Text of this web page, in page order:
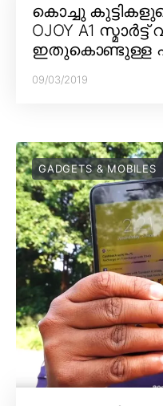
കൊച്ചു
OJOY A1
ഇതുകൊണ്ടുള്ള
09/03/2019
GADGETS & MOBILES